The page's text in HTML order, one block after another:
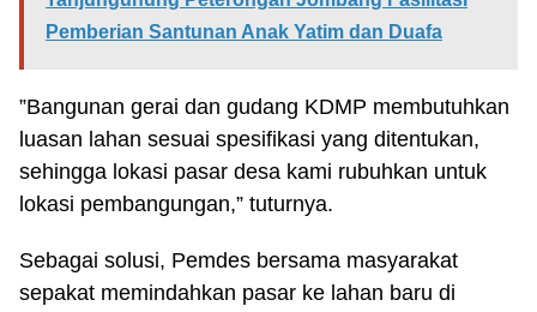
Pemberian Santunan Anak Yatim dan Duafa
”Bangunan gerai dan gudang KDMP membutuhkan
luasan lahan sesuai spesifikasi yang ditentukan,
sehingga lokasi pasar desa kami rubuhkan untuk
lokasi pembangungan,” tuturnya.
Sebagai solusi, Pemdes bersama masyarakat
sepakat memindahkan pasar ke lahan baru di